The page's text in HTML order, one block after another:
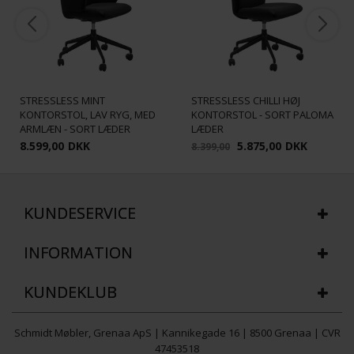
STRESSLESS MINT
KONTORSTOL, LAV RYG, MED
ARMLÆN - SORT LÆDER
8.599,00 DKK
STRESSLESS CHILLI HØJ
KONTORSTOL - SORT PALOMA
LÆDER
8.399,00 5.875,00 DKK
KUNDESERVICE
INFORMATION
KUNDEKLUB
Schmidt Møbler, Grenaa ApS | Kannikegade 16 | 8500 Grenaa | CVR
47453518